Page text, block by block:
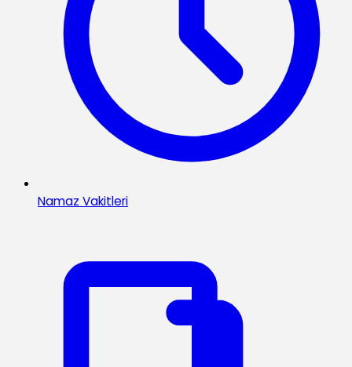
Namaz Vakitleri